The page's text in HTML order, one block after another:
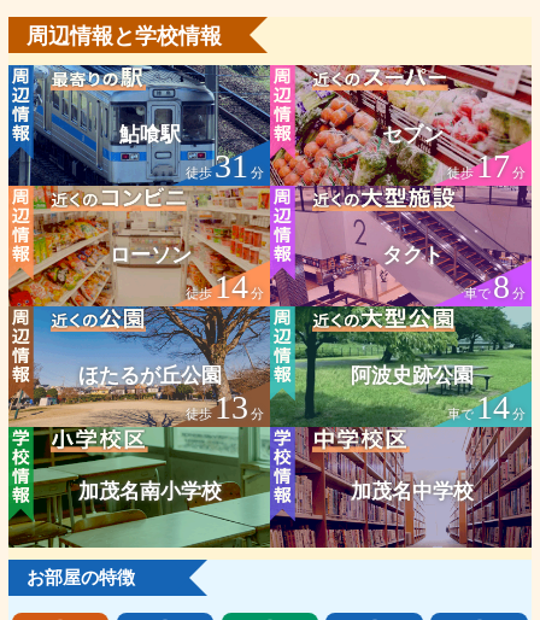
周辺情報と学校情報
鮎喰駅
徒歩31 分
セブン
徒歩17分
ローソン
徒歩14分
タクト
車で8分
ほたるが丘公園
徒歩13 分
阿波史跡公園
車で14分
加茂名南小学校 加茂名中学校
お部屋の特徴